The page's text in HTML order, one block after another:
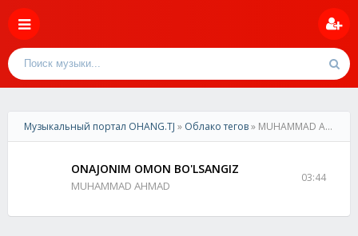
Музыкальный портал OHANG.TJ » Облако тегов» MUHAMMAD AHMAD - ONAJONIM OMON BO'LSANGIZ
ONAJONIM OMON BO'LSANGIZ
MUHAMMAD AHMAD
03:44